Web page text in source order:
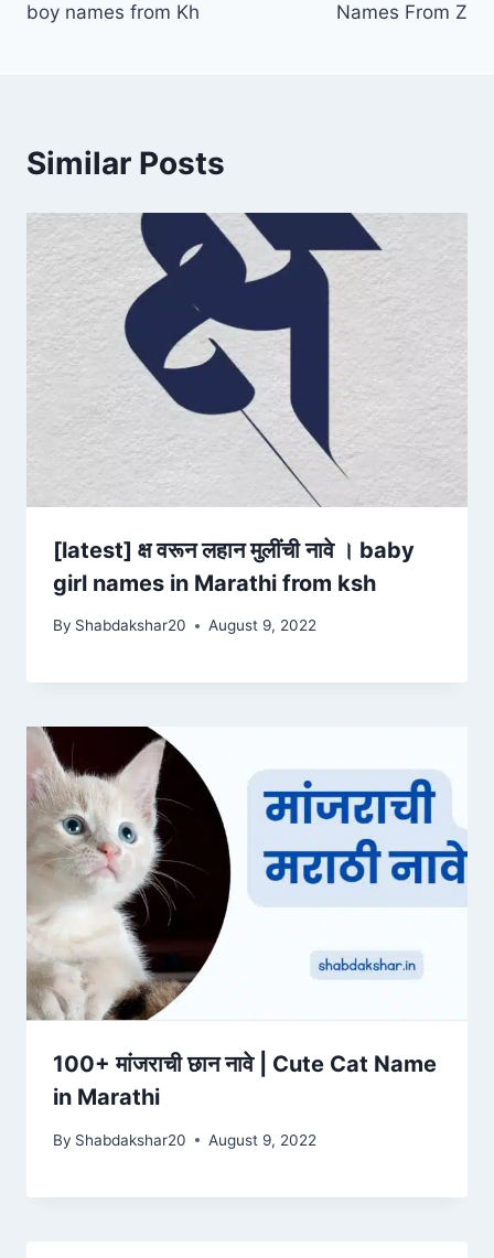
boy names from Kh
Names From Z
Similar Posts
[latest] क्ष वरून लहान मुलींची नावे । baby
girl names in Marathi from ksh
By Shabdakshar20 August 9, 2022
100+ मांजराची छान नावे | Cute Cat Name
in Marathi
By Shabdakshar20 August 9, 2022